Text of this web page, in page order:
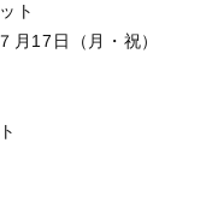
ト
月17日（月・祝）